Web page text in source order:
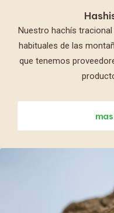
Nuestro hachís
habituales de las
que tenemos